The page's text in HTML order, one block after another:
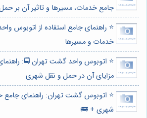
جامع خدمات، مسیرها و تاثیر آن بر
⭐️ راهنمای جامع استفاده از اتوبوس
خدمات و مسیرها
⭐️ اتوبوس واحد گشت تهران 🚍:
مزایای آن در حمل و نقل شهری
⭐️ اتوبوس گشت تهران: راهنمای
شهری + 🚌